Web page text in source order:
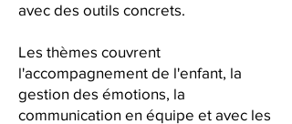
avec des outils concrets.
Les thèmes couvrent
l'accompagnement de l'enfant, la
gestion des émotions, la
communication en équipe et avec les